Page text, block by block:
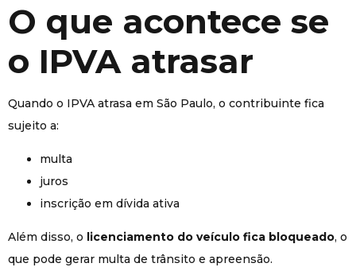
O que acontece se
o IPVA atrasar
Quando o IPVA atrasa em São Paulo, o contribuinte fica
sujeito a:
multa
juros
inscrição em dívida ativa
Além disso, o licenciamento do veículo fica bloqueado, o
que pode gerar multa de trânsito e apreensão.